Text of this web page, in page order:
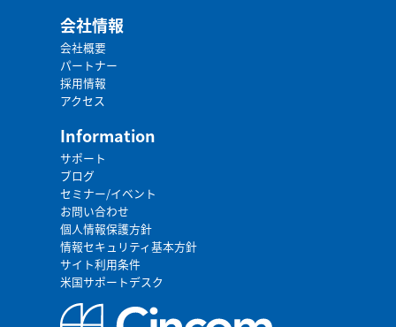
会社情報
会社概要
パートナー
採用情報
アクセス
Information
サポート
ブログ
セミナー/イベント
お問い合わせ
個人情報保護方針
情報セキュリティ基本方針
サイト利用条件
米国サポートデスク